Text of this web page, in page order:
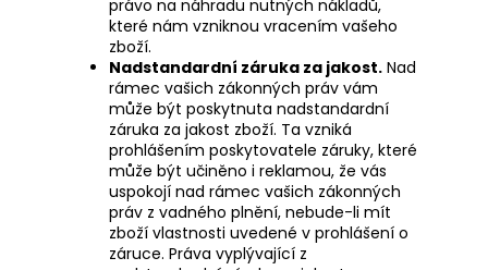
právo na náhradu nutných nákladů,
které nám vzniknou vracením vašeho
zboží.
Nadstandardní záruka za jakost. Nad
rámec vašich zákonných práv vám
může být poskytnuta nadstandardní
záruka za jakost zboží. Ta vzniká
prohlášením poskytovatele záruky, které
může být učiněno i reklamou, že vás
uspokojí nad rámec vašich zákonných
práv z vadného plnění, nebude-li mít
zboží vlastnosti uvedené v prohlášení o
záruce. Práva vyplývající z